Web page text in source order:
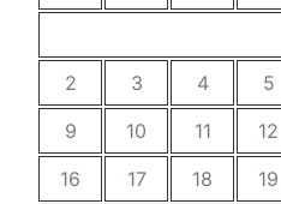
2
3 4 5
9
10 11 12
16
17 18 19